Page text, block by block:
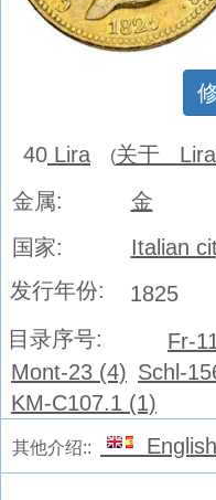
40 Lira (关于 Lira
金属:
金
国家:
Italian
发行年份:
1825
目录序号:
Fr-
Mont-23 (4) Schl-
KM-C107.1 (1)
其他介绍:: English